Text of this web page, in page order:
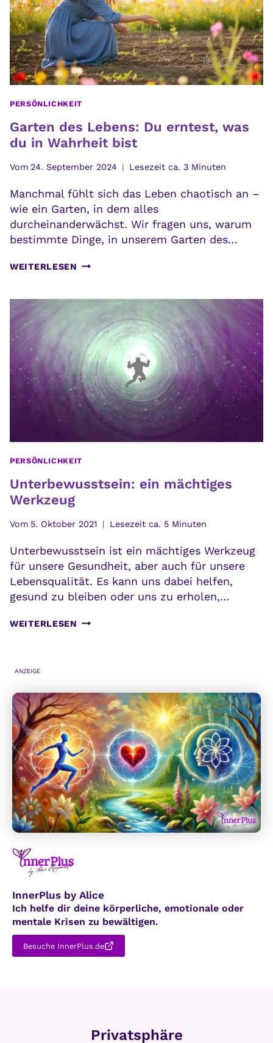
PERSÖNLICHKEIT
Garten des Lebens: Du erntest, was
du in Wahrheit bist
Vom 24. September 2024 Lesezeit ca. 3 Minuten
Manchmal fühlt sich das Leben chaotisch an –
wie ein Garten, in dem alles
durcheinanderwächst. Wir fragen uns, warum
bestimmte Dinge, in unserem Garten des…
WEITERLESEN GARTEN
ERNTEST,
WAS
DU
IN
WAHRHEIT
BIST
PERSÖNLICHKEIT
Unterbewusstsein: ein mächtiges
Werkzeug
Vom 5. Oktober 2021 Lesezeit ca. 5 Minuten
Unterbewusstsein ist ein mächtiges Werkzeug
für unsere Gesundheit, aber auch für unsere
Lebensqualität. Es kann uns dabei helfen,
gesund zu bleiben oder uns zu erholen,…
WEITERLESEN UNTERBEWUSSTSEIN:
ANZEIGE
InnerPlus by Alice
Ich helfe dir deine körperliche, emotionale oder
mentale Krisen zu bewältigen.
Besuche InnerPlus.de
Privatsphäre